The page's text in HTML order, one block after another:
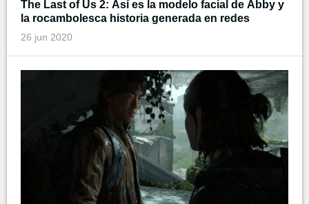
The Last of Us 2: Así es la modelo facial de Abby y
la rocambolesca historia generada en redes
26 jun 2020